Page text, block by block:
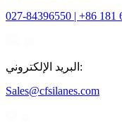
027-84396550 | +86 181
البريد الإلكتروني:
Sales@cfsilanes.com